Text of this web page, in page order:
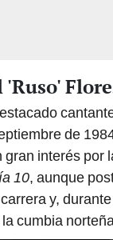
de
interés por
10, aunque
y,
cumbia